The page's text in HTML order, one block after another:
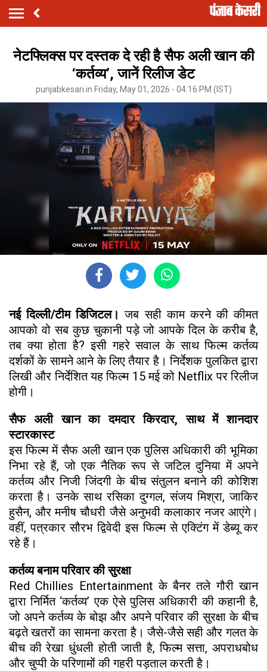
नेटफ्लिक्स पर दस्तक दे रही है सैफ अली खान की
‘कर्तव्य’, जानें रिलीज डेट
punjabkesari.in Friday, May 01, 2026 - 04:16 PM (IST)
नई दिल्ली/टीम डिजिटल।जब सही काम करने की कीमत
आपको वो सब कुछ चुकानी पड़े जो आपके दिल के करीब है,
तब क्या होता है? इसी गहरे सवाल के साथ फिल्म कर्तव्य
दर्शकों के सामने आने के लिए तैयार है। निर्देशक पुलकित द्वारा
लिखी और निर्देशित यह फिल्म 15 मई को Netflix पर रिलीज
होगी।
सैफ अली खान का दमदार किरदार, साथ में शानदार
स्टारकास्ट
इस फिल्म में सैफ अली खान एक पुलिस अधिकारी की भूमिका
निभा रहे हैं, जो एक नैतिक रूप से जटिल दुनिया में अपने
कर्तव्य और निजी जिंदगी के बीच संतुलन बनाने की कोशिश
करता है। उनके साथ रसिका दुग्गल, संजय मिश्रा, जाकिर
हुसैन, और मनीष चौधरी जैसे अनुभवी कलाकार नजर आएंगे।
वहीं, पत्रकार सौरभ द्विवेदी इस फिल्म से एक्टिंग में डेब्यू कर
रहे हैं।
कर्तव्य बनाम परिवार की सुरक्षा
Red Chillies Entertainment के बैनर तले गौरी खान
द्वारा निर्मित ‘कर्तव्य’ एक ऐसे पुलिस अधिकारी की कहानी है,
जो अपने कर्तव्य के बोझ और अपने परिवार की सुरक्षा के बीच
बढ़ते खतरों का सामना करता है। जैसे-जैसे सही और गलत के
बीच की रेखा धुंधली होती जाती है, फिल्म सत्ता, अपराधबोध
और चुप्पी के परिणामों की गहरी पड़ताल करती है।